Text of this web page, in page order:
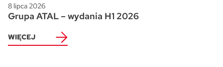
8 lipca 2026
Grupa ATAL – wydania H1 2026
WIĘCEJ